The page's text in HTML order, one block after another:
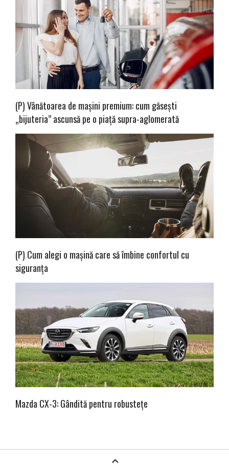
(P) Vânătoarea de mașini premium: cum găsești
„bijuteria” ascunsă pe o piață supra-aglomerată
(P) Cum alegi o mașină care să îmbine confortul cu
siguranța
Mazda CX-3: Gândită pentru robustețe